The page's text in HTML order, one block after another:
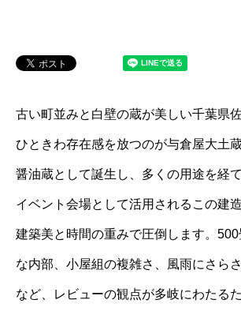
古い町並みと白壁の蔵が美しい千葉県
ひときわ存在感を放つのが与倉屋大土
醤油蔵として誕生し、多くの用途を経
イベント会場として活用されるこの建
建築美と時間の重みで圧倒します。
な内部、小屋組の複雑さ、風雨にさら
など、レビューの観点が多岐にわたる